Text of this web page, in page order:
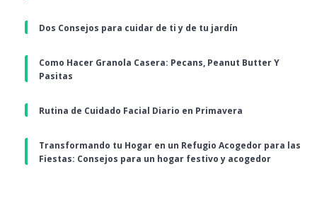
Dos Consejos para cuidar de ti y de tu jardín
Como Hacer Granola Casera: Pecans, Peanut Butter Y
Pasitas
Rutina de Cuidado Facial Diario en Primavera
Transformando tu Hogar en un Refugio Acogedor para las
Fiestas: Consejos para un hogar festivo y acogedor